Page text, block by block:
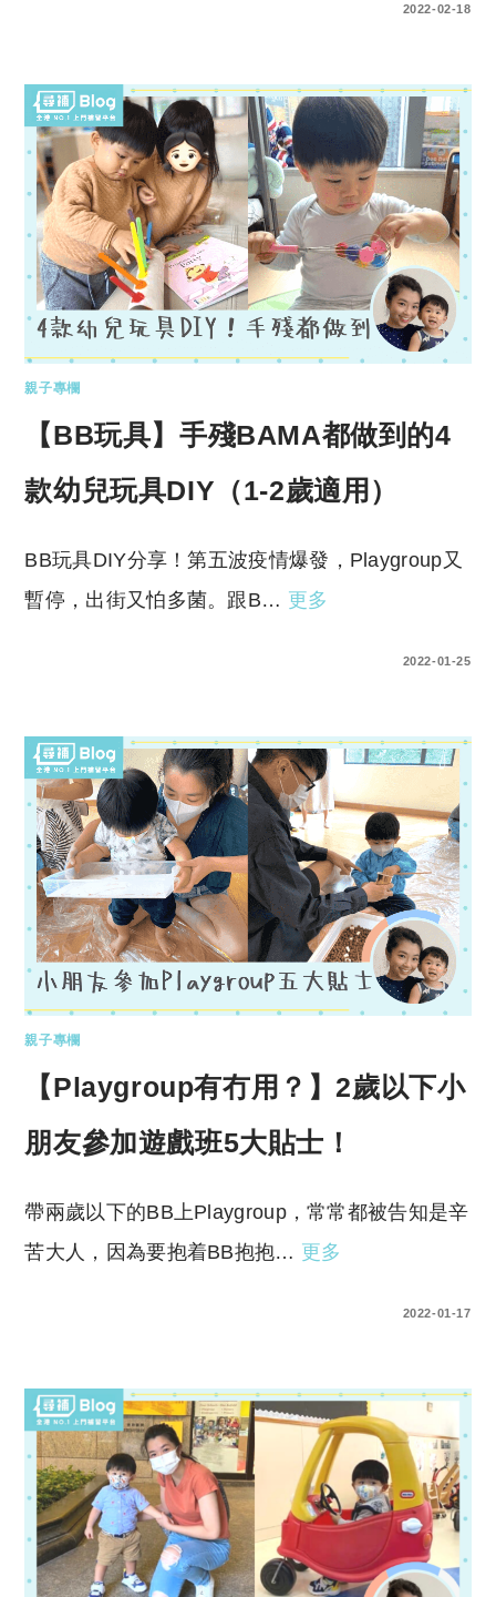
2022-02-18
親子專欄
【BB玩具】手殘BAMA都做到的4
款幼兒玩具DIY（1-2歲適用）
BB玩具DIY分享！第五波疫情爆發，Playgroup又
暫停，出街又怕多菌。跟B… 更多
2022-01-25
親子專欄
【Playgroup有冇用？】2歲以下小
朋友參加遊戲班5大貼士！
帶兩歲以下的BB上Playgroup，常常都被告知是辛
苦大人，因為要抱着BB抱抱… 更多
2022-01-17